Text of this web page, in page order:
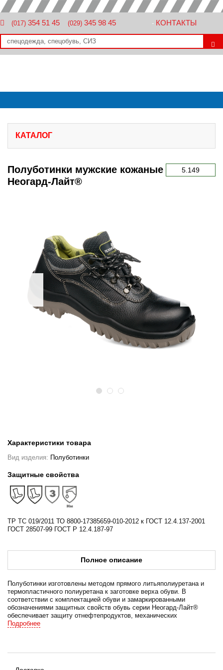
(017) 354 51 45 (029) 345 98 45 - КОНТАКТЫ
КАТАЛОГ
Полуботинки мужские кожаные
Неогард-Лайт®
5.149
Предыдущий
Характеристики товара
Вид изделия: Полуботинки
Защитные свойства
ТР ТС 019/2011 ТО 8800-17385659-010-2012 к ГОСТ 12.4.137-2001
ГОСТ 28507-99 ГОСТ Р 12.4.187-97
Полное описание
Полуботинки изготовлены методом прямого литьяполиуретана и
термопластичного полиуретана к заготовке верха обуви. В
соответствии с комплектацией обуви и замаркированными
обозначениями защитных свойств обувь серии Неогард-Лайт®
обеспечивает защиту отнефтепродуктов, механических
воздействий, от скольжения по мокрым изажиренным
Подробнее